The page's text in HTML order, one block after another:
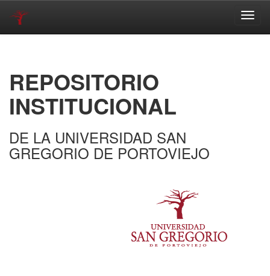
REPOSITORIO
INSTITUCIONAL
DE LA UNIVERSIDAD SAN
GREGORIO DE PORTOVIEJO